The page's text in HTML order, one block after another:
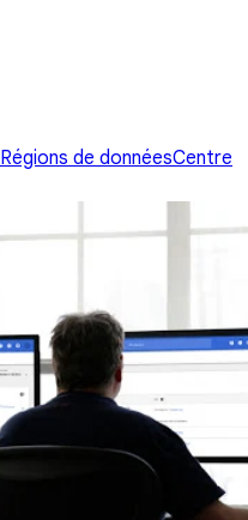
Régions de donnéesCentre